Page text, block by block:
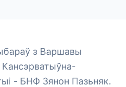
з Варшавы
- БНФ Зянон Пазьняк.